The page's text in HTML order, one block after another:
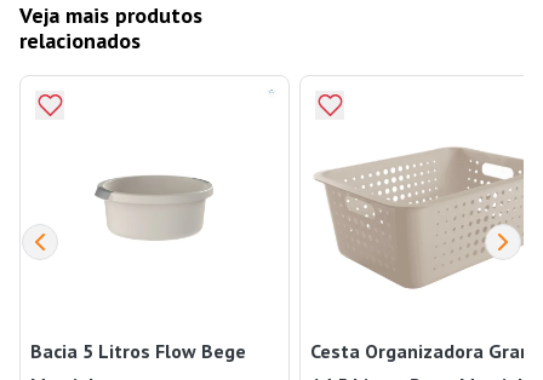
Veja mais produtos
relacionados
Bacia 5 Litros Flow Bege
Cesta Organizadora